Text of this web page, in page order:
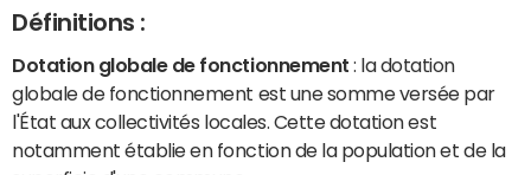
Définitions :
Dotation globale de fonctionnement : la dotation
globale de fonctionnement est une somme versée par
l'État aux collectivités locales. Cette dotation est
notamment établie en fonction de la population et de la